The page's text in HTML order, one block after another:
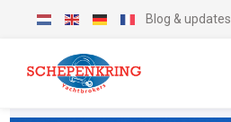
Blog & updates